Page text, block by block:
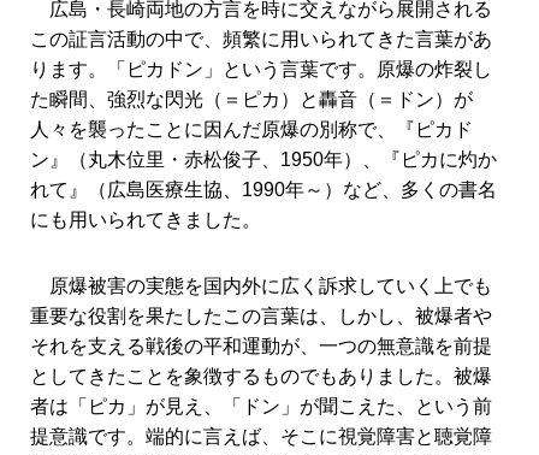
広島・長崎両地の方言を時に交えながら展開される
この証言活動の中で、頻繁に用いられてきた言葉があ
ります。「ピカドン」という言葉です。原爆の炸裂し
た瞬間、強烈な閃光（＝ピカ）と轟音（＝ドン）が
人々を襲ったことに因んだ原爆の別称で、『ピカド
ン』（丸木位里・赤松俊子、1950年）、『ピカに灼か
れて』（広島医療生協、1990年～）など、多くの書名
にも用いられてきました。
原爆被害の実態を国内外に広く訴求していく上でも
重要な役割を果たしたこの言葉は、しかし、被爆者や
それを支える戦後の平和運動が、一つの無意識を前提
としてきたことを象徴するものでもありました。被爆
者は「ピカ」が見え、「ドン」が聞こえた、という前
提意識です。端的に言えば、そこに視覚障害と聴覚障